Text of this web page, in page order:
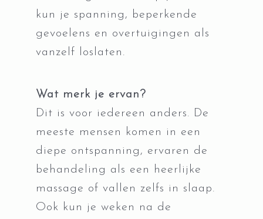
kun je spanning, beperkende
gevoelens en overtuigingen als
vanzelf loslaten.
Wat merk je ervan?
Dit is voor iedereen anders. De
meeste mensen komen in een
diepe ontspanning, ervaren de
behandeling als een heerlijke
massage of vallen zelfs in slaap.
Ook kun je weken na de